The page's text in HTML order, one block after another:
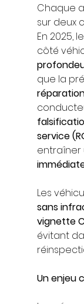
Chaque
sur deux
En 2025,
côté
que la
service
entraîner
Les
sans
vignette
évitant
Un enjeu